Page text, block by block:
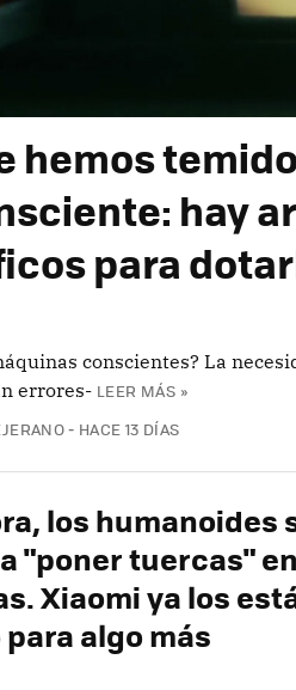
hemos
hay
para
conscientes? La
errores- LEER MÁS »
HACE 13 DÍAS
los humanoides
"poner tuercas" en
Xiaomi ya los
algo más